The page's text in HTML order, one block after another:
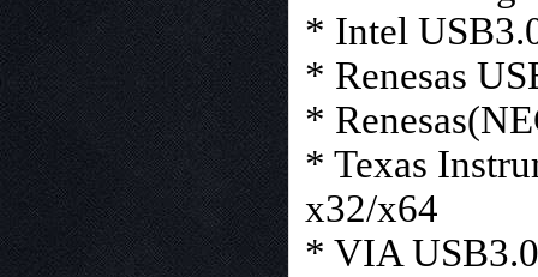
* Intel
* Renesas
*
* Texas
x32/x64
* VIA